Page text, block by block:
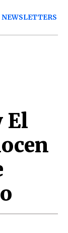
NEWSLETTERS
El